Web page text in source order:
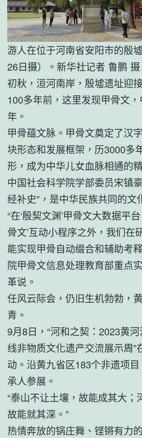
游人在位于河南省安阳市的殷
26日摄）。新华社记者 鲁鹏 摄
初秋，洹河南岸，殷墟遗址迎
100多年前，这里发现甲骨文
年。
甲骨蕴文脉。甲骨文奠定了汉
块形态和发展框架，历3000多
形，成为中华儿女血脉相通的
中国社会科学院学部委员宋镇
经补史”，是中华民族共同的文
“在‘殷契文渊’甲骨文大数据平
骨文’互动小程序之外，我们在
能实现甲骨自动缀合和辅助考
院甲骨文信息处理教育部重点
革说。
任风云际会，仍旧生机勃勃，
青。
9月8日，“河和之契：2023黄
线非物质文化遗产交流展示周”
动。沿黄九省区183个非遗项
承人参展。
“泰山不让土壤，故能成其大；
故能就其深。”
热情奔放的锅庄舞、铿锵有力